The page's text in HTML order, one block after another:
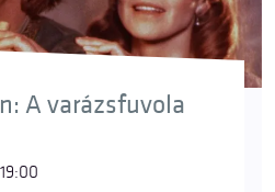
A varázsfuvola